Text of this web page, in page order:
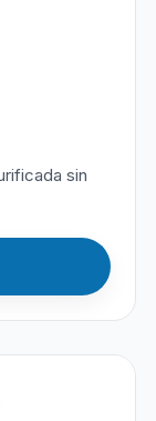
sin